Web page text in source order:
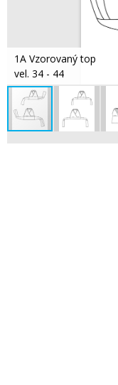
1A Vzorovaný top
vel. 34 - 44